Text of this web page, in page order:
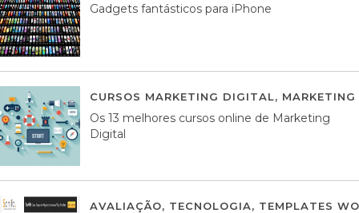
Gadgets fantásticos para iPhone
CURSOS MARKETING DIGITAL,
Os 13 melhores cursos online de Marketing
Digital
AVALIAÇÃO, TECNOLOGIA, TEMPLATES